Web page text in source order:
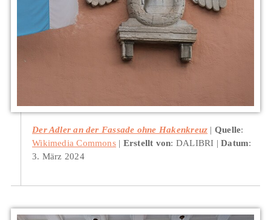
Der Adler an der Fassade ohne Hakenkreuz Quelle:
Wikimedia Commons
Erstellt von: DALIBRI Datum:
3. März 2024